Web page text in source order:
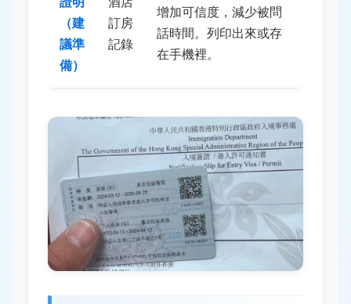
（建
議準
備）
訂房
記錄
增加可信度，減少被問
話時間。列印出來或存
在手機裡。